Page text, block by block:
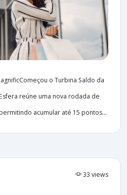
o Turbina Saldo da
reúne uma nova rodada de
acumular até 15 pontos...
33 views